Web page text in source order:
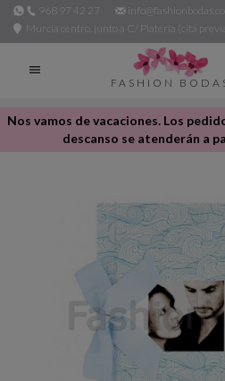
968 97 42 27
Murcia centro, junto a C/ Platería (cita

FASHION
Nos vamos de vacaciones. Los
descanso se atenderán a